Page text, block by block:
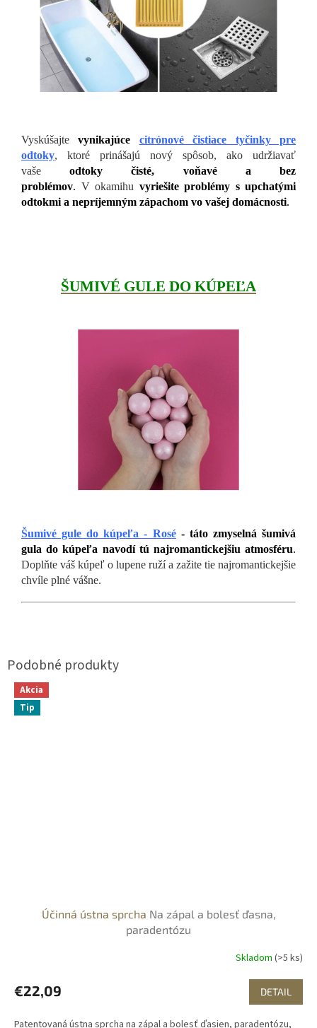
Vyskúšajtevynikajúce
citrónové čistiace tyčinky pre
odtoky, ktoré prinášajú nový spôsob, ako udržiavať
vašeodtoky čisté, voňavé a bez
problémov. V okamihu vyriešite problémy s upchatými
odtokmi a nepríjemným zápachom vo vašej domácnosti.
ŠUMIVÉ GULE DO KÚPEĽA
Šumivé gule do kúpeľa - Rosé - táto zmyselná šumivá
gula do kúpeľa navodí tú najromantickejšiu atmosféru.
Doplňte váš kúpeľ o lupene ruží a zažite tie najromantickejšie
chvíle plné vášne.
Akcia
Tip
Účinná ústna sprcha Na zápal a bolesť ďasna,
paradentózu
Skladom (>5 ks)
€22,09 DETAIL
Patentovaná ústna sprcha na zápal a bolesť ďasien, paradentózu,